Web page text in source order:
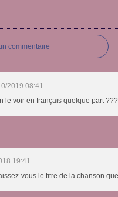
commentaire
2019 08:41
le voir en français quelque part ???
19:41
vous le titre de la chanson